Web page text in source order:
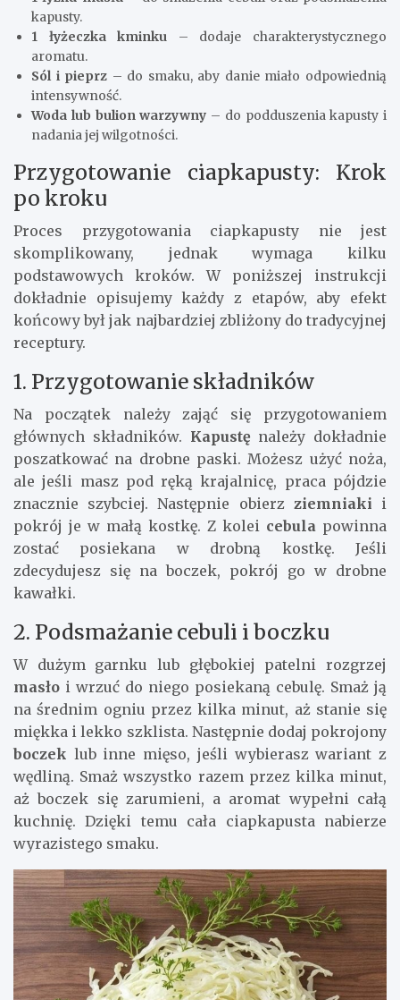
kapusty.
1 łyżeczka kminku – dodaje charakterystycznego
aromatu.
Sól i pieprz – do smaku, aby danie miało odpowiednią
intensywność.
Woda lub bulion warzywny – do podduszenia kapusty i
nadania jej wilgotności.
Przygotowanie ciapkapusty: Krok
po kroku
Proces przygotowania ciapkapusty nie jest
skomplikowany, jednak wymaga kilku
podstawowych kroków. W poniższej instrukcji
dokładnie opisujemy każdy z etapów, aby efekt
końcowy był jak najbardziej zbliżony do tradycyjnej
receptury.
1. Przygotowanie składników
Na początek należy zająć się przygotowaniem
głównych składników. Kapustęnależy dokładnie
poszatkować na drobne paski. Możesz użyć noża,
ale jeśli masz pod ręką krajalnicę, praca pójdzie
znacznie szybciej. Następnie obierz ziemniaki i
pokrój je w małą kostkę. Z kolei cebula powinna
zostać posiekana w drobną kostkę. Jeśli
zdecydujesz się na boczek, pokrój go w drobne
kawałki.
2. Podsmażanie cebuli i boczku
W dużym garnku lub głębokiej patelni rozgrzej
masło i wrzuć do niego posiekaną cebulę. Smaż ją
na średnim ogniu przez kilka minut, aż stanie się
miękka i lekko szklista. Następnie dodaj pokrojony
boczek lub inne mięso, jeśli wybierasz wariant z
wędliną. Smaż wszystko razem przez kilka minut,
aż boczek się zarumieni, a aromat wypełni całą
kuchnię. Dzięki temu cała ciapkapusta nabierze
wyrazistego smaku.